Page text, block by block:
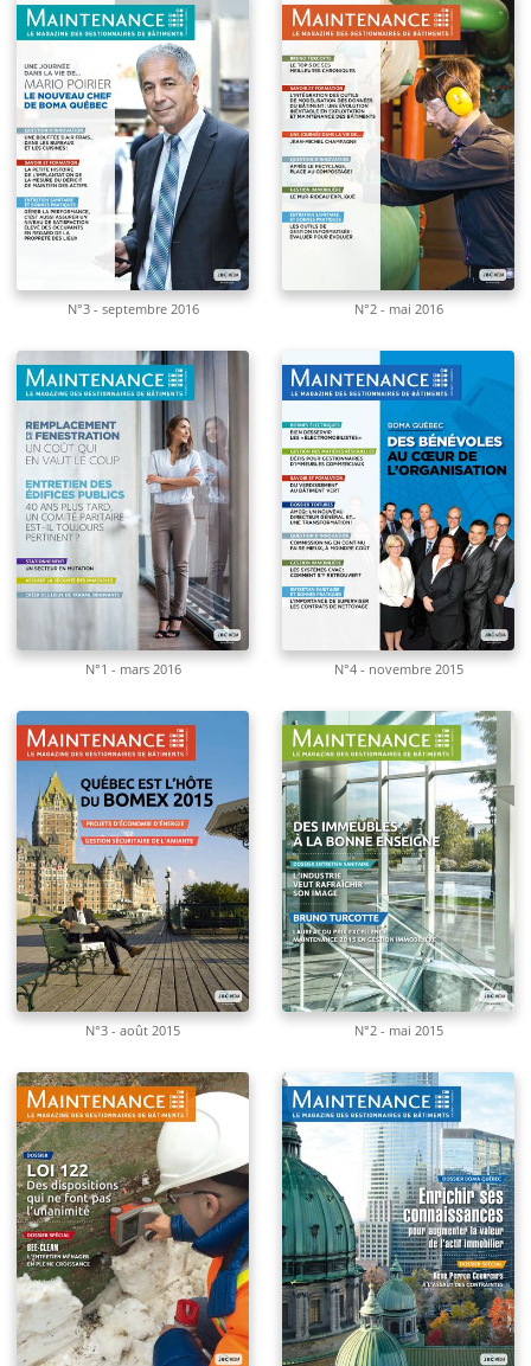
N°3 - septembre 2016 N°2 - mai 2016
N°1 - mars 2016 N°4 - novembre 2015
N°3 - août 2015 N°2 - mai 2015